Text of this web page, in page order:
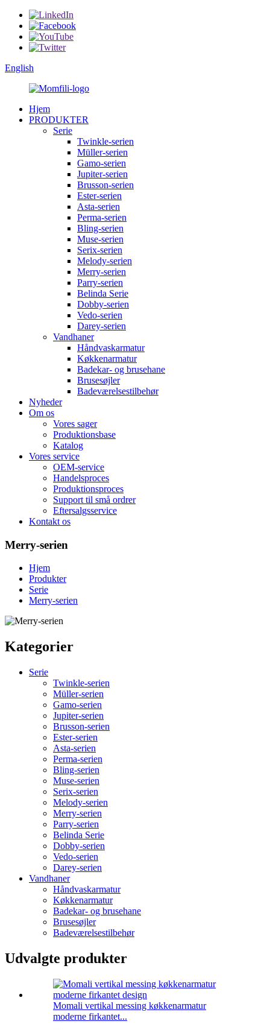
English
Hjem
PRODUKTER
Serie
Twinkle-serien
Müller-serien
Gamo-serien
Jupiter-serien
Brusson-serien
Ester-serien
Asta-serien
Perma-serien
Bling-serien
Muse-serien
Serix-serien
Melody-serien
Merry-serien
Parry-serien
Belinda Serie
Dobby-serien
Vedo-serien
Darey-serien
Vandhaner
Håndvaskarmatur
Køkkenarmatur
Badekar- og brusehane
Brusesøjler
Badeværelsestilbehør
Nyheder
Om os
Vores sager
Produktionsbase
Katalog
Vores service
OEM-service
Handelsproces
Produktionsproces
Support til små ordrer
Eftersalgsservice
Kontakt os
Merry-serien
Hjem
Produkter
Serie
Merry-serien
Kategorier
Serie
Twinkle-serien
Müller-serien
Gamo-serien
Jupiter-serien
Brusson-serien
Ester-serien
Asta-serien
Perma-serien
Bling-serien
Muse-serien
Serix-serien
Melody-serien
Merry-serien
Parry-serien
Belinda Serie
Dobby-serien
Vedo-serien
Darey-serien
Vandhaner
Håndvaskarmatur
Køkkenarmatur
Badekar- og brusehane
Brusesøjler
Badeværelsestilbehør
Udvalgte produkter
Momali vertikal messing køkkenarmatur
moderne firkantet...